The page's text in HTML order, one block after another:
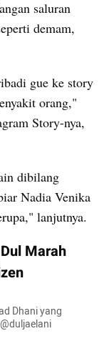
saluran
demam,
gue ke story
orang,"
Story-nya,
dibilang
Nadia Venika
lanjutnya.
Marah
Dhani yang